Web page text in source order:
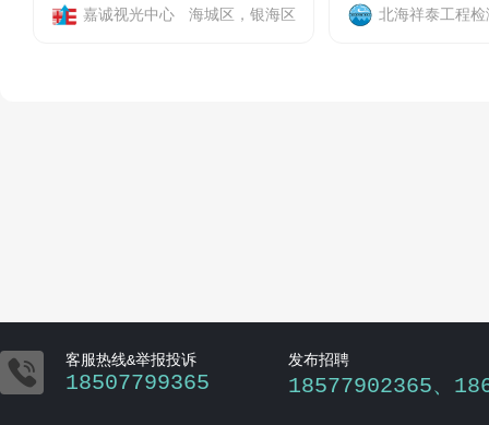
嘉诚视光中心 海城区，银海区
 客服热线&举报投诉
18507799365
发布招聘
18577902365、